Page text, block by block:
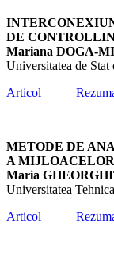
DE
Mariana DOGA-
Universitatea de
Articol
METODE DE
A
Maria
Universitatea
Articol